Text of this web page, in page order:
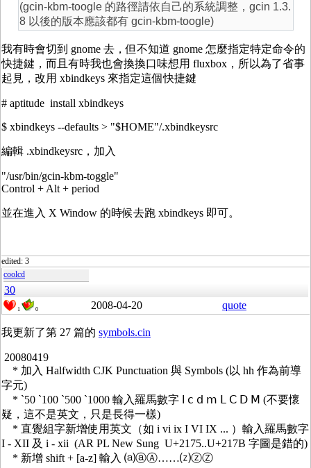
(gcin-kbm-toogle 的路徑請依自己的系統調整，gcin 1.3.
8 以後的版本應該都有 gcin-kbm-toogle)
我有時會切到 gnome 去，但不知道 gnome 怎麼指定特定命令的
快捷鍵，而且有時我也會換換口味想用 fluxbox，所以為了省事
起見，改用 xbindkeys 來指定這個快捷鍵
# aptitude install xbindkeys
$ xbindkeys --defaults > "$HOME"/.xbindkeysrc
編輯 .xbindkeysrc，加入
"/usr/bin/gcin-kbm-toggle"
Control + Alt + period
並在進入 X Window 的時候去跑 xbindkeys 即可。
edited: 3
coolcd
30
1 0 2008-04-20 quote
我更新了第 27 篇的 symbols.cin
20080419
* 加入 Halfwidth CJK Punctuation 與 Symbols (以 hh 作為前導
字元)
* `50 `100 `500 `1000 輸入羅馬數字 ⅼ ⅽ ⅾ ⅿ Ⅼ Ⅽ Ⅾ Ⅿ (不要懷
疑，這不是英文，只是長得一樣)
* 直覺組字新增使用英文（如 i vi ix I VI IX ... ）輸入羅馬數字
I - XII 及 i - xii (AR PL New Sung U+2175..U+217B 字圖是錯的)
* 新增 shift + [a-z] 輸入 ⒜ⓐⒶ……⒵ⓩⓏ